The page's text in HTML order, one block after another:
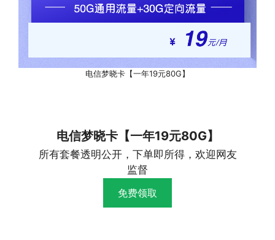
电信梦晓卡【一年19元80G】
电信梦晓卡【一年19元80G】
所有套餐透明公开，下单即所得，欢迎网友
监督
免费领取